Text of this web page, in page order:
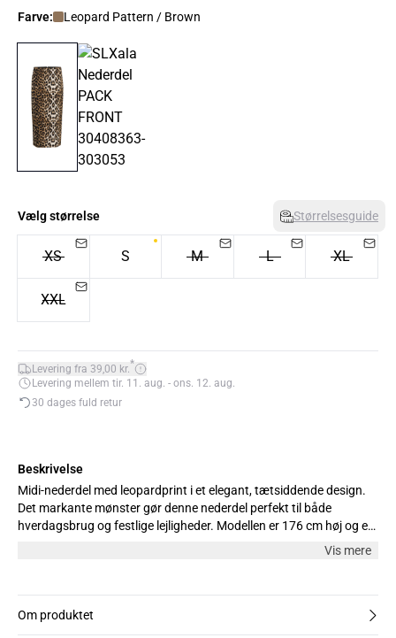
Farve: Leopard Pattern / Brown
Vælg størrelse Størrelsesguide
XS S M L XL
XXL
Levering fra 39,00 kr.*
Levering mellem tir. 11. aug. - ons. 12. aug.
30 dages fuld retur
Beskrivelse
Midi-nederdel med leopardprint i et elegant, tætsiddende design.
Det markante mønster gør denne nederdel perfekt til både
hverdagsbrug og festlige lejligheder. Modellen er 176 cm høj og er
Vis mere
Om produktet